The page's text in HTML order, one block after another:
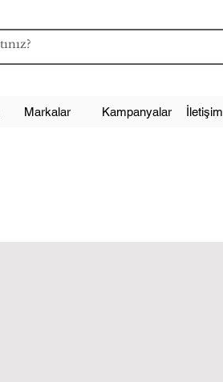
Markalar Kampanyalar İletişim